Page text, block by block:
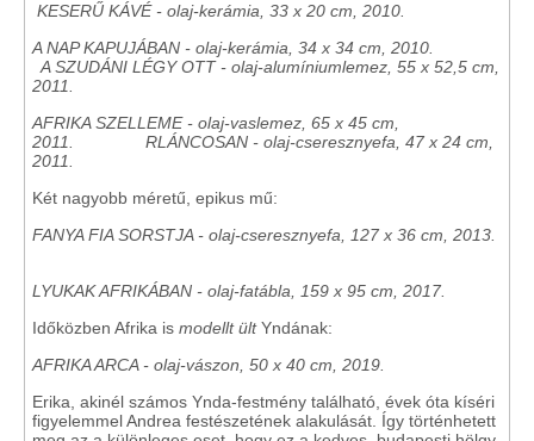
KESERŰ KÁVÉ - olaj-kerámia, 33 x 20 cm, 2010.
A NAP KAPUJÁBAN - olaj-kerámia, 34 x 34 cm, 2010.
A SZUDÁNI LÉGY OTT- olaj-alumíniumlemez, 55 x 52,5 cm,
2011.
AFRIKA SZELLEME - olaj-vaslemez, 65 x 45 cm,
2011. RLÁNCOSAN - olaj-cseresznyefa, 47 x 24 cm,
2011.
Két nagyobb méretű, epikus mű:
FANYA FIA SORSTJA - olaj-cseresznyefa, 127 x 36 cm, 2013.
LYUKAK AFRIKÁBAN - olaj-fatábla, 159 x 95 cm, 2017.
Időközben Afrika is modellt ültYndának:
AFRIKA ARCA - olaj-vászon, 50 x 40 cm, 2019.
Erika, akinél számos Ynda-festmény található, évek óta kíséri
figyelemmel Andrea festészetének alakulását. Így történhetett